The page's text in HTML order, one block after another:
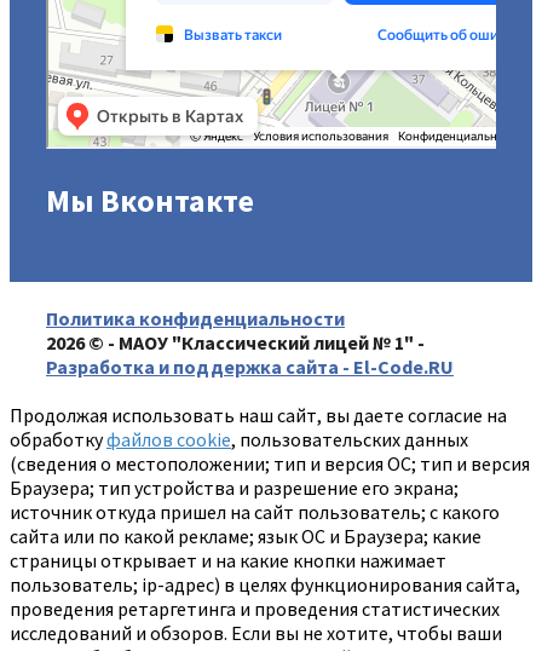
Мы Вконтакте
Политика конфиденциальности
2026 © - МАОУ "Классический лицей № 1" -
Разработка и поддержка сайта - El-Code.RU
Продолжая использовать наш сайт, вы даете согласие на
обработкуфайлов cookie, пользовательских данных
(сведения о местоположении; тип и версия ОС; тип и версия
Браузера; тип устройства и разрешение его экрана;
источник откуда пришел на сайт пользователь; с какого
сайта или по какой рекламе; язык ОС и Браузера; какие
страницы открывает и на какие кнопки нажимает
пользователь; ip-адрес) в целях функционирования сайта,
проведения ретаргетинга и проведения статистических
исследований и обзоров. Если вы не хотите, чтобы ваши